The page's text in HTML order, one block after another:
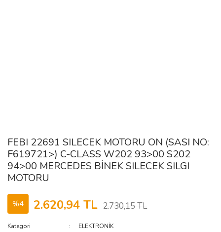
FEBI 22691 SILECEK MOTORU ON (SASI NO:
F619721>) C-CLASS W202 93>00 S202
94>00 MERCEDES BİNEK SILECEK SILGI
MOTORU
%4 2.620,94 TL 2.730,15 TL
Kategori
ELEKTRONİK